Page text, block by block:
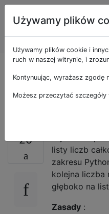
puzzli i
Golf
Strona
zakresie
26
listy liczb
zakresu
kolejna liczba
głęboko na
Zasady :
Używamy plików
Używamy plików cookie i
ruch w naszej witrynie, i
Kontynuując, wyrażasz
Możesz przeczytać szczegóły